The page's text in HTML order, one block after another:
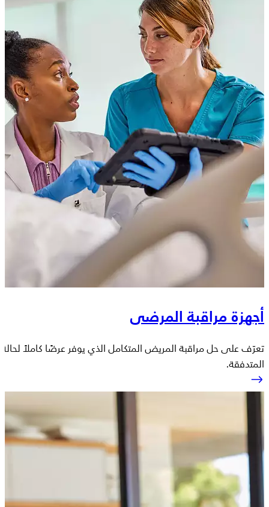
أجهزة مراقبة المرضى
تعرّف على حل مراقبة المريض المتكامل الذي يوفر عرضًا كاملاً لحالة
المتدفقة.